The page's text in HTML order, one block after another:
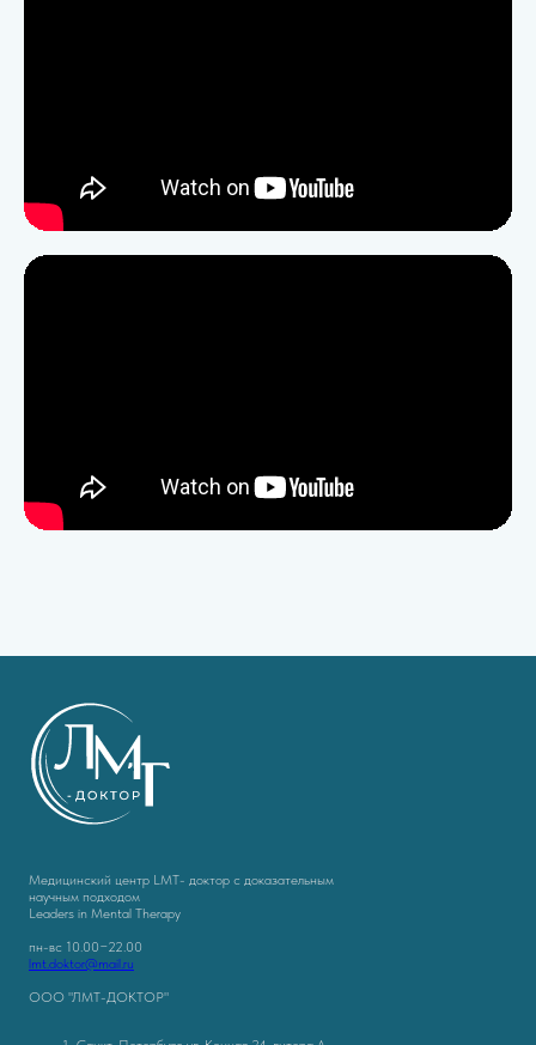
Медицинский центр LMT- доктор с доказательным
научным подходом
Leaders in Mental Therapy
пн-вс 10.00−22.00
lmt.doktor@mail.ru
ООО "ЛМТ-ДОКТОР"